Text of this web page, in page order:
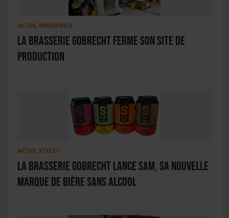
ACTUS, BRASSERIES
La Brasserie Gobrecht ferme son site de
production
ACTUS, STYLES
La Brasserie Gobrecht lance SAM, sa nouvelle
marque de bière sans alcool